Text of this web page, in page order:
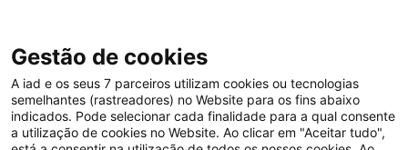
Gestão de cookies
A iad e os seus 7 parceiros utilizam cookies ou tecnologias
semelhantes (rastreadores) no Website para os fins abaixo
indicados. Pode selecionar cada finalidade para a qual consente
a utilização de cookies no Website. Ao clicar em "Aceitar tudo",